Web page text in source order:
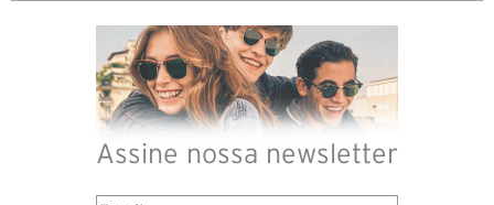
Assine nossa newsletter